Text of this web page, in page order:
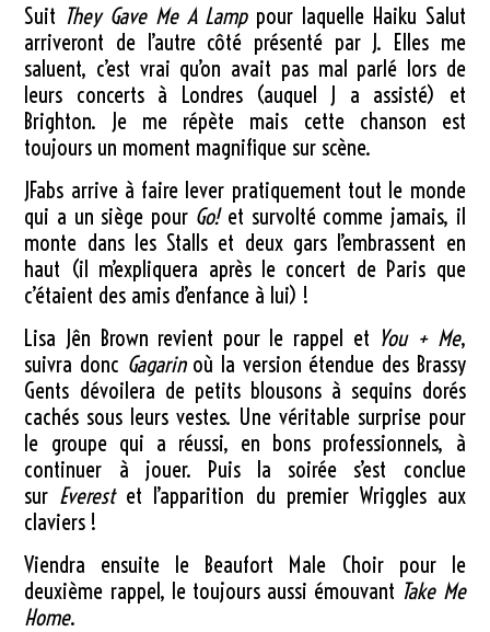
Suit They Gave Me A Lamppour laquelle Haiku Salut
arriveront de l’autre côté présenté par J. Elles me
saluent, c’est vrai qu’on avait pas mal parlé lors de
leurs concerts à Londres (auquel J a assisté) et
Brighton. Je me répète mais cette chanson est
toujours un moment magnifique sur scène.
JFabs arrive à faire lever pratiquement tout le monde
qui a un siège pour Go!et survolté comme jamais, il
monte dans les Stalls et deux gars l’embrassent en
haut (il m’expliquera après le concert de Paris que
c’étaient des amis d’enfance à lui) !
Lisa Jên Brown revient pour le rappel et You + Me,
suivra donc Gagarinoù la version étendue des Brassy
Gents dévoilera de petits blousons à sequins dorés
cachés sous leurs vestes. Une véritable surprise pour
le groupe qui a réussi, en bons professionnels, à
continuer à jouer. Puis la soirée s’est conclue
sur Everestet l’apparition du premier Wriggles aux
claviers !
Viendra ensuite le Beaufort Male Choir pour le
deuxième rappel, le toujours aussi émouvant Take Me
Home.